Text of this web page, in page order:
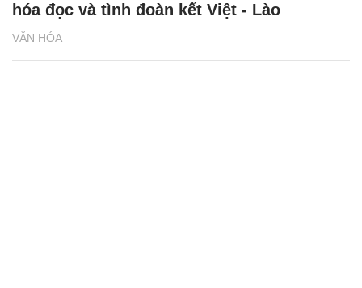
VĂN HÓA
hóa đọc và tình đoàn kết Việt - Lào